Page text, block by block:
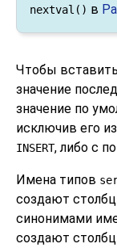
nextval() в
Чтобы
значение
значение по
исключив его
INSERT, либо с
Имена типов
создают
синонимами
создают